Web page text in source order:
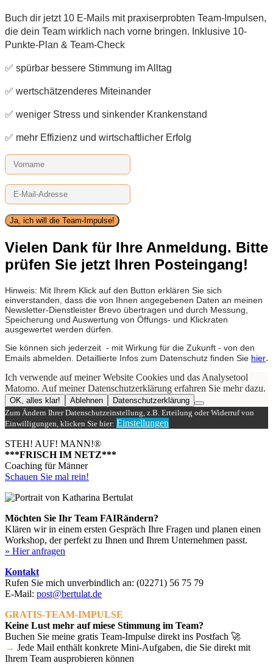
Buch dir jetzt 10 E-Mails mit praxiserprobten Team-Impulsen,
die dein Team wirklich nach vorne bringen. Inklusive 10-
Punkte-Plan & Team-Check
✅ spürbar bessere Stimmung im Alltag
✅ wertschätzenderes Miteinander
✅ weniger Stress und sinkender Krankenstand
✅ mehr Effizienz und wirtschaftlicher Erfolg
Ja, ich will die Team-Impulse!
Vielen Dank für Ihre Anmeldung. Bitte
prüfen Sie jetzt Ihren Posteingang!
Hinweis: Mit Ihrem Klick auf den Button erklären Sie sich
einverstanden, dass die von Ihnen angegebenen Daten an meinen
Newsletter-Dienstleister Brevo übertragen und durch Messung,
Speicherung und Auswertung von Öffungs- und Klickraten
ausgewertet werden dürfen.
Sie können sich jederzeit - mit Wirkung für die Zukunft - von den
Emails abmelden. Detaillierte Infos zum Datenschutz finden Sie hier.
Ich verwende auf meiner Website Cookies und das Analysetool
Matomo. Auf meiner Datenschutzerklärung erfahren Sie mehr dazu.
OK, alles klar! Ablehnen
Datenschutzerklärung
Zum Ändern Ihrer Datenschutzeinstellung, z.B. Erteilung oder Widerruf von
Einwilligungen, klicken Sie hier: Einstellungen
STEH! AUF! MANN!®
***FRISCH IM NETZ***
Coaching für Männer
Schauen Sie mal rein!
Möchten Sie Ihr Team FAIRändern?
Klären wir in einem ersten Gespräch Ihre Fragen und planen einen
Workshop, der perfekt zu Ihnen und Ihrem Unternehmen passt.
» Hier anfragen
Kontakt
Rufen Sie mich unverbindlich an: (02271) 56 75 79
E-Mail: post@bertulat.de
GRATIS-TEAM-IMPULSE
Keine Lust mehr auf miese Stimmung im Team?
Buchen Sie meine gratis Team-Impulse direkt ins Postfach 🚀
→ Jede Mail enthält konkrete Mini-Aufgaben, die Sie direkt mit
Ihrem Team ausprobieren können